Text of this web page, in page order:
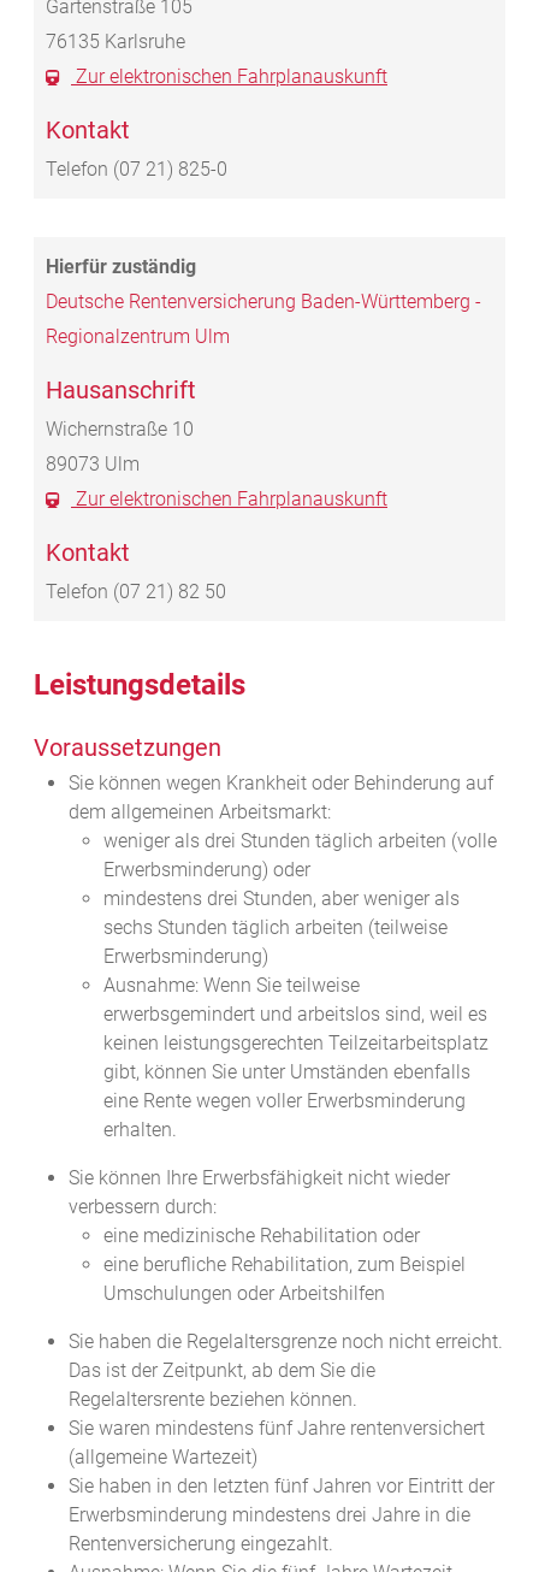
Gartenstraße 105
76135 Karlsruhe
Zur elektronischen Fahrplanauskunft
Kontakt
Telefon (07 21) 825-0
Deutsche Rentenversicherung Baden-Württemberg -
Regionalzentrum Ulm
Hausanschrift
Wichernstraße 10
89073 Ulm
Zur elektronischen Fahrplanauskunft
Kontakt
Telefon (07 21) 82 50
Leistungsdetails
Voraussetzungen
Sie können wegen Krankheit oder Behinderung auf
dem allgemeinen Arbeitsmarkt:
weniger als drei Stunden täglich arbeiten (volle
Erwerbsminderung) oder
mindestens drei Stunden, aber weniger als
sechs Stunden täglich arbeiten (teilweise
Erwerbsminderung)
Ausnahme: Wenn Sie teilweise
erwerbsgemindert und arbeitslos sind, weil es
keinen leistungsgerechten Teilzeitarbeitsplatz
gibt, können Sie unter Umständen ebenfalls
eine Rente wegen voller Erwerbsminderung
erhalten.
Sie können Ihre Erwerbsfähigkeit nicht wieder
verbessern durch:
eine medizinische Rehabilitation oder
eine berufliche Rehabilitation, zum Beispiel
Umschulungen oder Arbeitshilfen
Sie haben die Regelaltersgrenze noch nicht erreicht.
Das ist der Zeitpunkt, ab dem Sie die
Regelaltersrente beziehen können.
Sie waren mindestens fünf Jahre rentenversichert
(allgemeine Wartezeit)
Sie haben in den letzten fünf Jahren vor Eintritt der
Erwerbsminderung mindestens drei Jahre in die
Rentenversicherung eingezahlt.